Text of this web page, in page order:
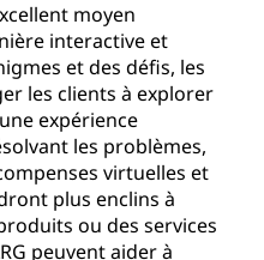
moyen
interactive et
et des défis, les
les clients à explorer
expérience
les problèmes,
virtuelles et
plus enclins à
ou des services
peuvent aider à